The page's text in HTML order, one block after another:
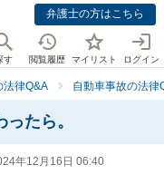
弁護士の方はこちら
す 閲覧履歴 マイリスト ログイン
法律Q&A 自動車事故の法律
たら。
年12月16日 06:40